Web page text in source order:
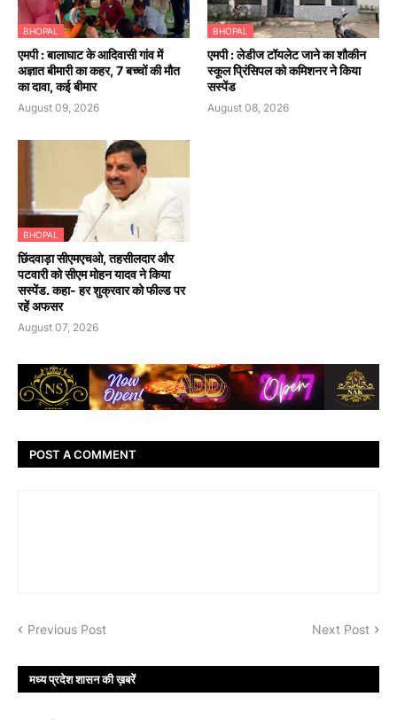
BHOPAL
एमपी : बालाघाट के आदिवासी गांव में
अज्ञात बीमारी का कहर, 7 बच्चों की मौत
का दावा, कई बीमार
August 09, 2026
BHOPAL
एमपी : लेडीज टॉयलेट जाने का शौकीन
स्कूल प्रिंसिपल को कमिशनर ने किया
सस्पेंड
August 08, 2026
BHOPAL
छिंदवाड़ा सीएमएचओ, तहसीलदार और
पटवारी को सीएम मोहन यादव ने किया
सस्पेंड. कहा- हर शुक्रवार को फील्ड पर
रहें अफसर
August 07, 2026
POST A COMMENT
Previous Post Next Post
मध्य प्रदेश शासन की ख़बरें